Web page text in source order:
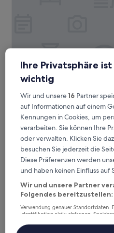
1 Hotel Toronto
1 Hotel Toronto
5.0-
Sterne-
Unterkunft
Wellington Place, 2,7 km von
St West at Dunn Ave entfernt
von
10,
Außergewöhnlich,
(781
Bewertungen)
9,6/10 Außergewöhnlich (781
Ihre Privatsphäre ist
wichtig
Wir und unsere16 Partner
auf Informationen auf einem
Kennungen in Cookies, um
verarbeiten. Sie können Ihre
oder verwalten. Klicken Sie
besuchen Sie jederzeit die
Diese Präferenzen werden
und haben keinen Einfluss auf
Wir und unsere Partner
Folgendes bereitzustellen:
Verwendung genauer Standortdaten.
Identifikation aktiv abfragen.
Inhalte, Messung von Werbeleistung